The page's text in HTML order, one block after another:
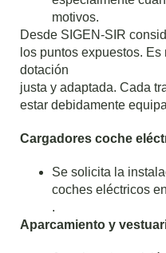
motivos.
Desde SIGEN-SIR
los puntos expuestos.
dotación
justa y adaptada. Cada
estar debidamente
Cargadores coche
Se solicita la
coches eléctricos
.
Aparcamiento y